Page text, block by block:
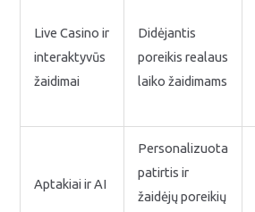
Live Casino ir
interaktyvūs
žaidimai
Didėjantis
poreikis realaus
laiko žaidimams
Aptakiai ir AI
Personalizuota
patirtis ir
žaidėjų poreikių